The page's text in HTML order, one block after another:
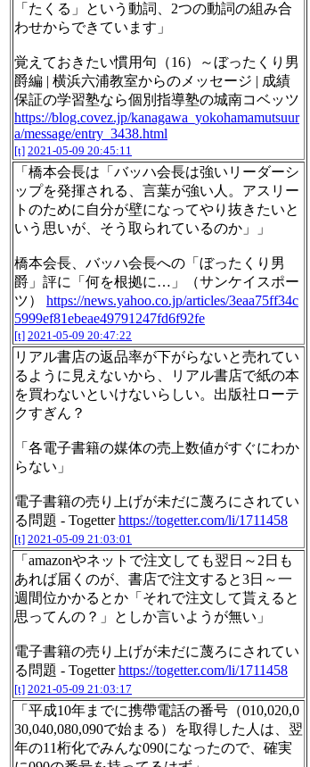
「たくる」という動詞、2つの動詞の組み合
わせからできています」
覚えておきたい慣用句（16）～ぼったくり男
爵編 | 横浜六浦教室からのメッセージ | 成績
保証の学習塾なら個別指導塾の城南コベッツ
https://blog.covez.jp/kanagawa_yokohamamutsuur
a/message/entry_3438.html
[t] 2021-05-09 20:45:11
「橋本会長は「バッハ会長は強いリーダーシ
ップを発揮される、言葉が強い人。アスリー
トのために自分が壁になってやり抜きたいと
いう思いが、そう取られているのか」」
橋本会長、バッハ会長への「ぼったくり男
爵」評に「何を根拠に…」（サンケイスポー
ツ） https://news.yahoo.co.jp/articles/3eaa75ff34c
5999ef81ebeae49791247fd6f92fe
[t] 2021-05-09 20:47:22
リアル書店の返品率が下がらないと売れてい
るように見えないから、リアル書店で紙の本
を買わないといけないらしい。出版社ローテ
クすぎん？
「各電子書籍の媒体の売上数値がすぐにわか
らない」
電子書籍の売り上げが未だに蔑ろにされてい
る問題 - Togetterhttps://togetter.com/li/1711458
[t] 2021-05-09 21:03:01
「amazonやネットで注文しても翌日～2日も
あれば届くのが、書店で注文すると3日～一
週間位かかるとか「それで注文して貰えると
思ってんの？」としか言いようが無い」
電子書籍の売り上げが未だに蔑ろにされてい
る問題 - Togetterhttps://togetter.com/li/1711458
[t] 2021-05-09 21:03:17
「平成10年までに携帶電話の番号（010,020,0
30,040,080,090で始まる）を取得した人は、翌
年の11桁化でみんな090になったので、確実